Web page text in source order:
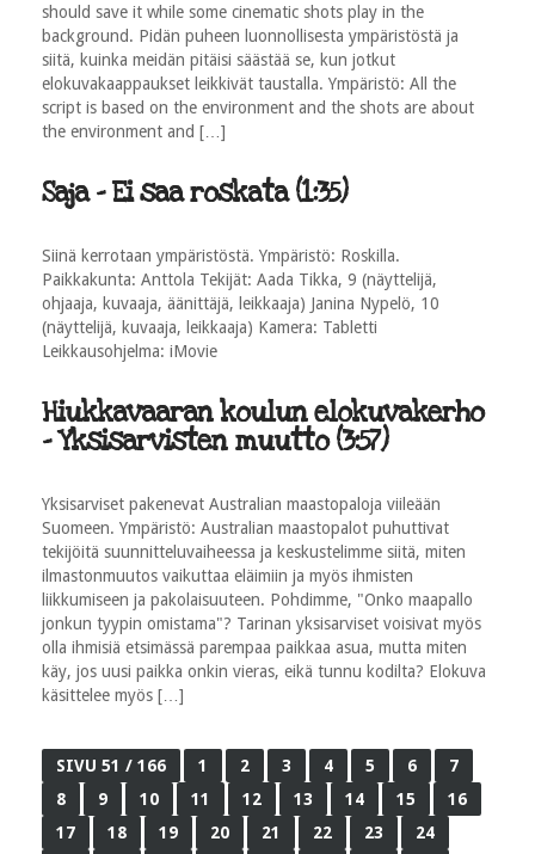
should save it while some cinematic shots play in the
background. Pidän puheen luonnollisesta ympäristöstä ja
siitä, kuinka meidän pitäisi säästää se, kun jotkut
elokuvakaappaukset leikkivät taustalla. Ympäristö: All the
script is based on the environment and the shots are about
the environment and […]
Saja - Ei saa roskata (1:35)
Siinä kerrotaan ympäristöstä. Ympäristö: Roskilla.
Paikkakunta: Anttola Tekijät: Aada Tikka, 9 (näyttelijä,
ohjaaja, kuvaaja, äänittäjä, leikkaaja) Janina Nypelö, 10
(näyttelijä, kuvaaja, leikkaaja) Kamera: Tabletti
Leikkausohjelma: iMovie
Hiukkavaaran koulun elokuvakerho
- Yksisarvisten muutto (3:57)
Yksisarviset pakenevat Australian maastopaloja viileään
Suomeen. Ympäristö: Australian maastopalot puhuttivat
tekijöitä suunnitteluvaiheessa ja keskustelimme siitä, miten
ilmastonmuutos vaikuttaa eläimiin ja myös ihmisten
liikkumiseen ja pakolaisuuteen. Pohdimme, "Onko maapallo
jonkun tyypin omistama"? Tarinan yksisarviset voisivat myös
olla ihmisiä etsimässä parempaa paikkaa asua, mutta miten
käy, jos uusi paikka onkin vieras, eikä tunnu kodilta? Elokuva
käsittelee myös […]
SIVU 51 / 166 1 2 3 4 5 6
7
8
9 10 11 12 13 14 15
16
17
18 19 20 21 22 23
24